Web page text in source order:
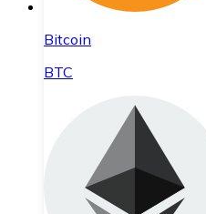
Bitcoin
BTC